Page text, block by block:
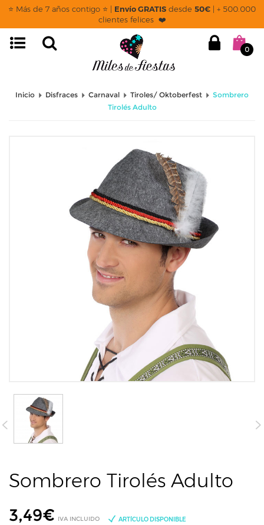
⭐ Más de 7 años contigo ⭐ | Envío GRATIS desde 50€ | + 500.000
clientes felices ❤️
0
Inicio Disfraces Carnaval Tiroles/ Oktoberfest
Sombrero
Tirolés Adulto
Sombrero Tirolés Adulto
3,49€ IVA INCLUIDO ARTÍCULO DISPONIBLE